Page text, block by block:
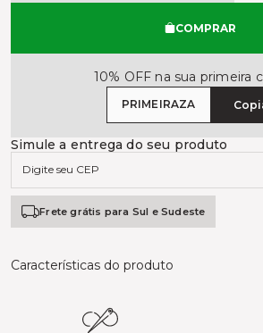
COMPRAR
10% OFF na sua primeira
PRIMEIRAZA
Simule a entrega do seu produto
Frete grátis para Sul e Sudeste
Características do produto